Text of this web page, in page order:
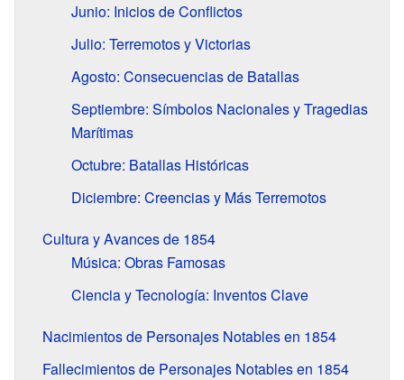
Junio: Inicios de Conflictos
Julio: Terremotos y Victorias
Agosto: Consecuencias de Batallas
Septiembre: Símbolos Nacionales y Tragedias
Marítimas
Octubre: Batallas Históricas
Diciembre: Creencias y Más Terremotos
Cultura y Avances de 1854
Música: Obras Famosas
Ciencia y Tecnología: Inventos Clave
Nacimientos de Personajes Notables en 1854
Fallecimientos de Personajes Notables en 1854